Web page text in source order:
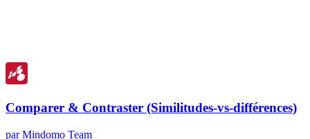
Comparer & Contraster (Similitudes-vs-différences)
par Mindomo Team